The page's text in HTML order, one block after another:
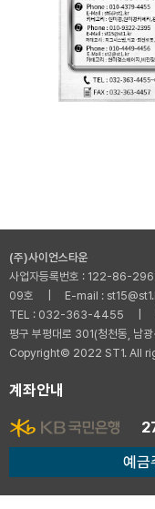
(주)사이언스타운
사업자등록번호 : 122-86-
09호 | E-mail :
TEL : 032-363-4455 |
평구 부평대로 301(청천동, 남
Copyright© 2022 ST1. All
계좌안내
예금